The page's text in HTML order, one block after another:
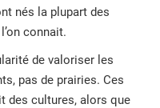
nés la plupart des
connait.
de valoriser les
pas de prairies. Ces
des cultures, alors que